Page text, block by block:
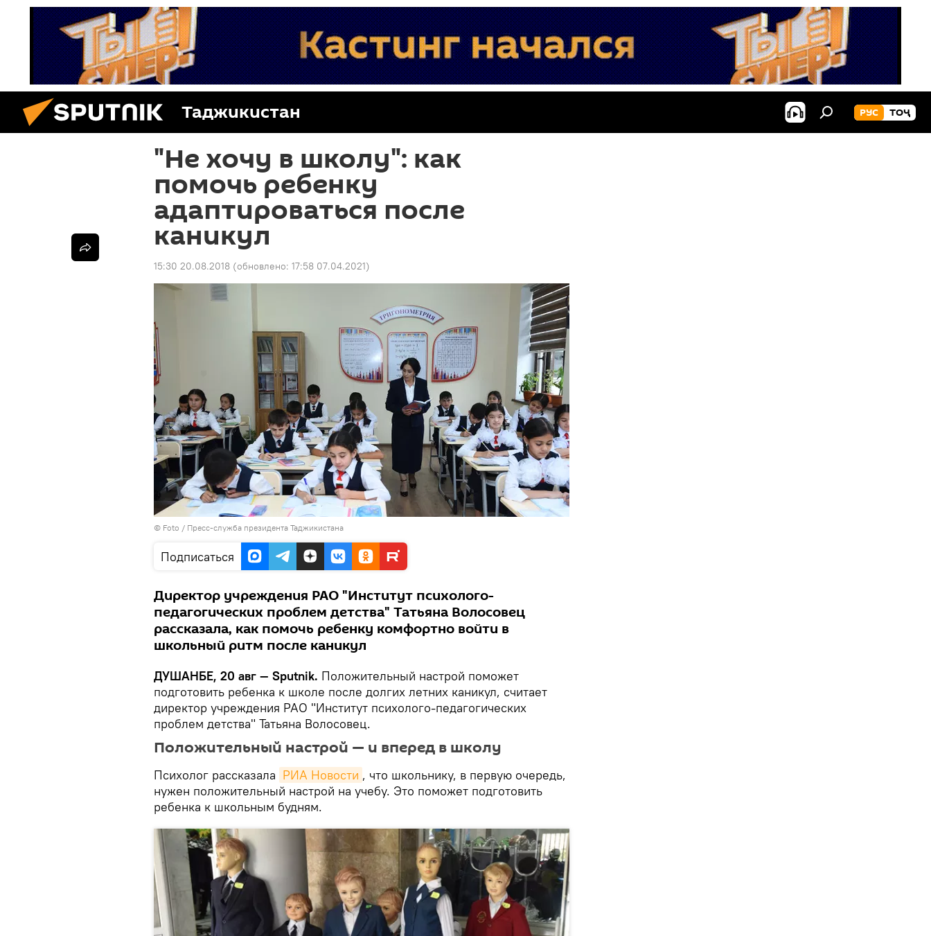
Таджикистан РУС ТОҶ
"Не хочу в школу": как
помочь ребенку
адаптироваться после
каникул
15:30 20.08.2018 (обновлено: 17:58 07.04.2021)
© Foto / Пресс-служба президента Таджикистана
Подписаться
Директор учреждения РАО "Институт психолого-
педагогических проблем детства" Татьяна Волосовец
рассказала, как помочь ребенку комфортно войти в
школьный ритм после каникул
ДУШАНБЕ, 20 авг — Sputnik. Положительный настрой поможет
подготовить ребенка к школе после долгих летних каникул, считает
директор учреждения РАО "Институт психолого-педагогических
проблем детства" Татьяна Волосовец.
Положительный настрой — и вперед в школу
Психолог рассказала РИА Новости , что школьнику, в первую очередь,
нужен положительный настрой на учебу. Это поможет подготовить
ребенка к школьным будням.